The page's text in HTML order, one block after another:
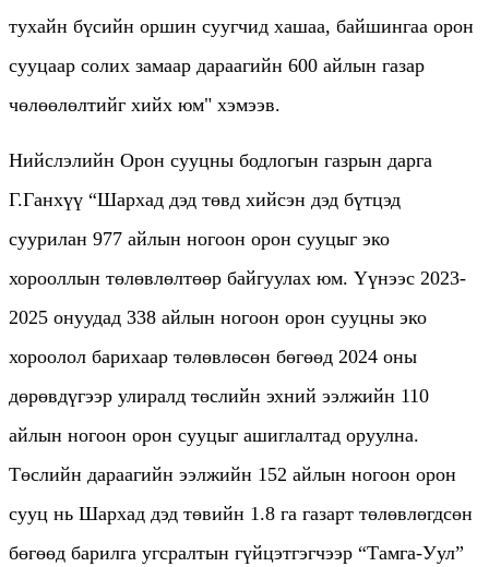
тухайн бүсийн оршин суугчид хашаа, байшингаа орон
сууцаар солих замаар дараагийн 600 айлын газар
чөлөөлөлтийг хийх юм" хэмээв.
Нийслэлийн Орон сууцны бодлогын газрын дарга
Г.Ганхүү “Шархад дэд төвд хийсэн дэд бүтцэд
суурилан 977 айлын ногоон орон сууцыг эко
хорооллын төлөвлөлтөөр байгуулах юм. Үүнээс 2023-
2025 онуудад 338 айлын ногоон орон сууцны эко
хороолол барихаар төлөвлөсөн бөгөөд 2024 оны
дөрөвдүгээр улиралд төслийн эхний ээлжийн 110
айлын ногоон орон сууцыг ашиглалтад оруулна.
Төслийн дараагийн ээлжийн 152 айлын ногоон орон
сууц нь Шархад дэд төвийн 1.8 га газарт төлөвлөгдсөн
бөгөөд барилга угсралтын гүйцэтгэгчээр “Тамга-Уул”